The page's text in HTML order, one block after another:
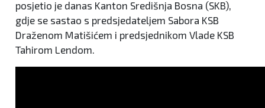
posjetio je danas Kanton Središnja Bosna (SKB),
gdje se sastao s predsjedateljem Sabora KSB
Draženom Matišićem i predsjednikom Vlade KSB
Tahirom Lendom.